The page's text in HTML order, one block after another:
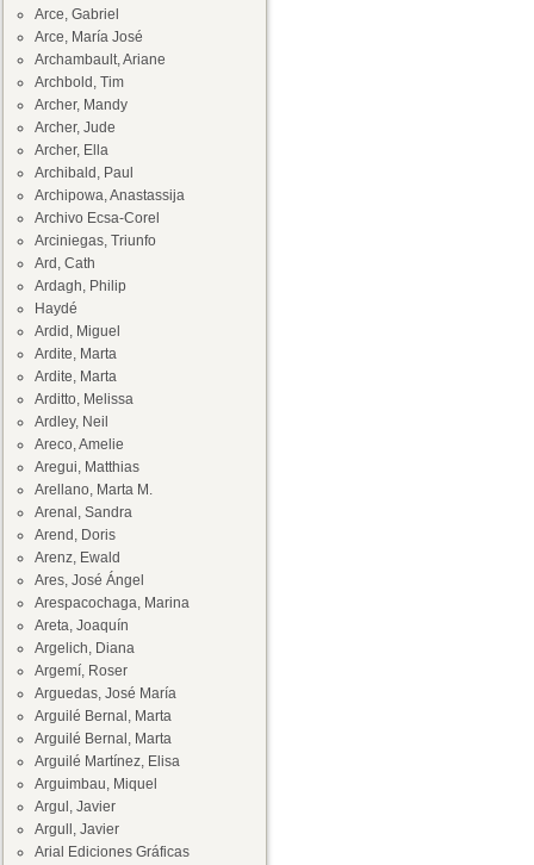
Arce, Gabriel
Arce, María José
Archambault, Ariane
Archbold, Tim
Archer, Mandy
Archer, Jude
Archer, Ella
Archibald, Paul
Archipowa, Anastassija
Archivo Ecsa-Corel
Arciniegas, Triunfo
Ard, Cath
Ardagh, Philip
Haydé
Ardid, Miguel
Ardite, Marta
Ardite, Marta
Arditto, Melissa
Ardley, Neil
Areco, Amelie
Aregui, Matthias
Arellano, Marta M.
Arenal, Sandra
Arend, Doris
Arenz, Ewald
Ares, José Ángel
Arespacochaga, Marina
Areta, Joaquín
Argelich, Diana
Argemí, Roser
Arguedas, José María
Arguilé Bernal, Marta
Arguilé Bernal, Marta
Arguilé Martínez, Elisa
Arguimbau, Miquel
Argul, Javier
Argull, Javier
Arial Ediciones Gráficas